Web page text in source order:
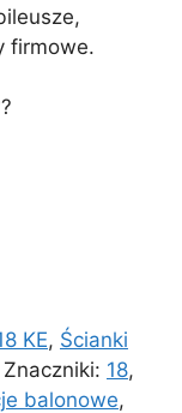
firmowe.
KE, Ścianki
Znaczniki: 18,
balonowe,